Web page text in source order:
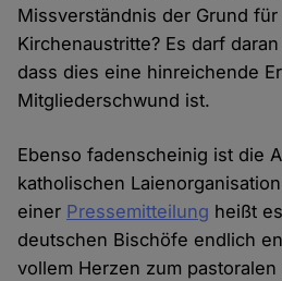
Missverständnis der Grund für
Kirchenaustritte? Es darf
dass dies eine hinreichende
Mitgliederschwund ist.
Ebenso fadenscheinig ist die
katholischen
einer Pressemitteilung heißt
deutschen Bischöfe endlich
vollem Herzen zum